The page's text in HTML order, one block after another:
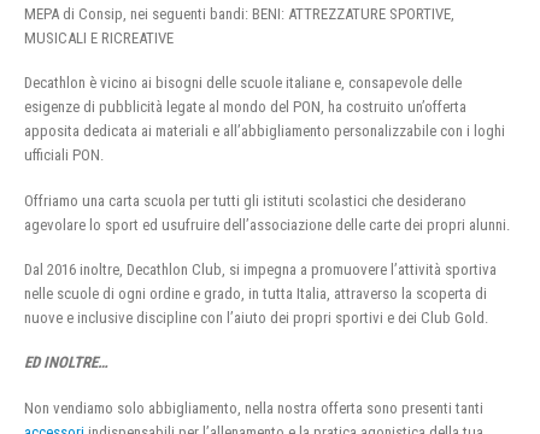
MEPA di Consip, nei seguenti bandi: BENI: ATTREZZATURE SPORTIVE,
MUSICALI E RICREATIVE
Decathlon è vicino ai bisogni delle scuole italiane e, consapevole delle
esigenze di pubblicità legate al mondo del PON, ha costruito un’offerta
apposita dedicata ai materiali e all’abbigliamento personalizzabile con i loghi
ufficiali PON.
Offriamo una carta scuola per tutti gli istituti scolastici che desiderano
agevolare lo sport ed usufruire dell’associazione delle carte dei propri alunni.
Dal 2016 inoltre, Decathlon Club, si impegna a promuovere l’attività sportiva
nelle scuole di ogni ordine e grado, in tutta Italia, attraverso la scoperta di
nuove e inclusive discipline con l’aiuto dei propri sportivi e dei Club Gold.
ED INOLTRE…
Non vendiamo solo abbigliamento, nella nostra offerta sono presenti tanti